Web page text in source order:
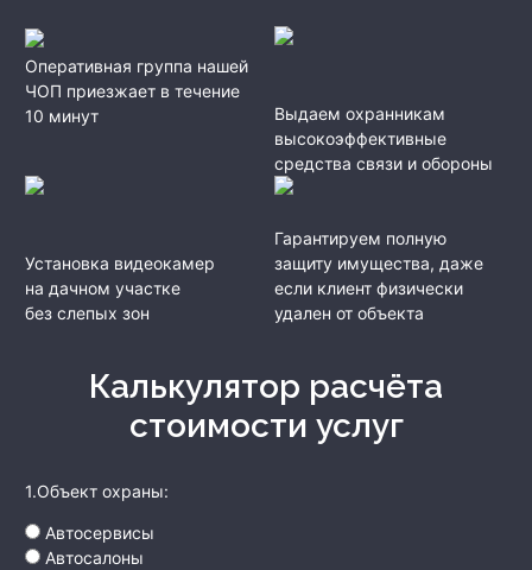
Оперативная группа нашей
ЧОП приезжает в течение
10 минут
Выдаем охранникам
высокоэффективные
средства связи и обороны
Установка видеокамер
на дачном участке
без слепых зон
Гарантируем полную
защиту имущества, даже
если клиент физически
удален от объекта
Калькулятор расчёта
стоимости услуг
1.Объект охраны:
Автосервисы
Автосалоны